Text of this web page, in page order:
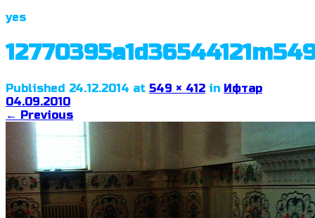
yes
Published 24.12.2014 at 549 × 412 in Ифтар
04.09.2010
← Previous